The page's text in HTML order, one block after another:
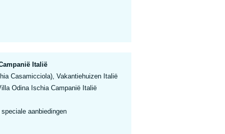
Italië
Casamicciola), Vakantiehuizen Italië
Odina Ischia Campanië Italië
aanbiedingen